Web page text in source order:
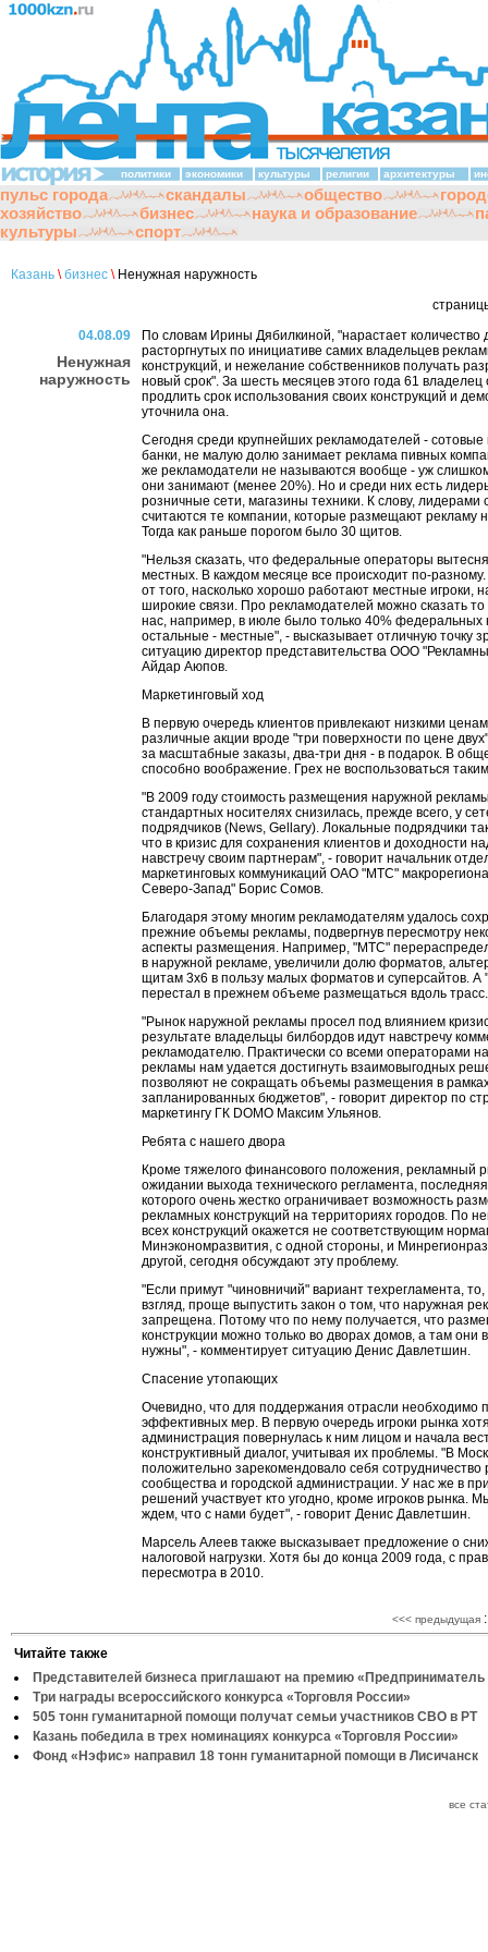
политики экономики культуры религии архитектуры
пульс города скандалы общество
хозяйство
бизнес наука и образование
культуры
спорт
Казань \ бизнес \Ненужная наружность
04.08.09
Ненужная
наружность
По словам Ирины Дябилкиной, "нарастает количество
расторгнутых по инициативе самих владельцев
конструкций, и нежелание собственников получать
новый срок". За шесть месяцев этого года 61 владелец
продлить срок использования своих конструкций и
уточнила она.
Сегодня среди крупнейших рекламодателей - сотовые
банки, не малую долю занимает реклама пивных
же рекламодатели не называются вообще - уж
они занимают (менее 20%). Но и среди них есть
розничные сети, магазины техники. К слову, лидерами
считаются те компании, которые размещают рекламу
Тогда как раньше порогом было 30 щитов.
"Нельзя сказать, что федеральные операторы
местных. В каждом месяце все происходит по-разному.
от того, насколько хорошо работают местные игроки,
широкие связи. Про рекламодателей можно сказать
нас, например, в июле было только 40% федеральных
остальные - местные", - высказывает отличную точку
ситуацию директор представительства ООО
Айдар Аюпов.
Маркетинговый ход
В первую очередь клиентов привлекают низкими
различные акции вроде "три поверхности по цене
за масштабные заказы, два-три дня - в подарок. В
способно воображение. Грех не воспользоваться
"В 2009 году стоимость размещения наружной
стандартных носителях снизилась, прежде всего, у
подрядчиков (News, Gellary). Локальные подрядчики
что в кризис для сохранения клиентов и доходности
навстречу своим партнерам", - говорит начальник
маркетинговых коммуникаций ОАО "МТС"
Северо-Запад" Борис Сомов.
Благодаря этому многим рекламодателям удалось
прежние объемы рекламы, подвергнув пересмотру
аспекты размещения. Например, "МТС"
в наружной рекламе, увеличили долю форматов,
щитам 3х6 в пользу малых форматов и суперсайтов.
перестал в прежнем объеме размещаться вдоль трасс.
"Рынок наружной рекламы просел под влиянием
результате владельцы билбордов идут навстречу
рекламодателю. Практически со всеми операторами
рекламы нам удается достигнуть взаимовыгодных
позволяют не сокращать объемы размещения в
запланированных бюджетов", - говорит директор по
маркетингу ГК DOMO Максим Ульянов.
Ребята с нашего двора
Кроме тяжелого финансового положения, рекламный
ожидании выхода технического регламента,
которого очень жестко ограничивает возможность
рекламных конструкций на территориях городов. По
всех конструкций окажется не соответствующим
Минэкономразвития, с одной стороны, и
другой, сегодня обсуждают эту проблему.
"Если примут "чиновничий" вариант техрегламента,
взгляд, проще выпустить закон о том, что наружная
запрещена. Потому что по нему получается, что
конструкции можно только во дворах домов, а там они
нужны", - комментирует ситуацию Денис Давлетшин.
Спасение утопающих
Очевидно, что для поддержания отрасли необходимо
эффективных мер. В первую очередь игроки рынка
администрация повернулась к ним лицом и начала
конструктивный диалог, учитывая их проблемы. "В
положительно зарекомендовало себя сотрудничество
сообщества и городской администрации. У нас же в
решений участвует кто угодно, кроме игроков рынка.
ждем, что с нами будет", - говорит Денис Давлетшин.
Марсель Алеев также высказывает предложение о
налоговой нагрузки. Хотя бы до конца 2009 года, с
пересмотра в 2010.
<<< предыдущая
Читайте также
Представителей бизнеса приглашают на премию «Предприниматель
Три награды всероссийского конкурса «Торговля России»
505 тонн гуманитарной помощи получат семьи участников СВО в РТ
Казань победила в трех номинациях конкурса «Торговля России»
Фонд «Нэфис» направил 18 тонн гуманитарной помощи в Лисичанск
все